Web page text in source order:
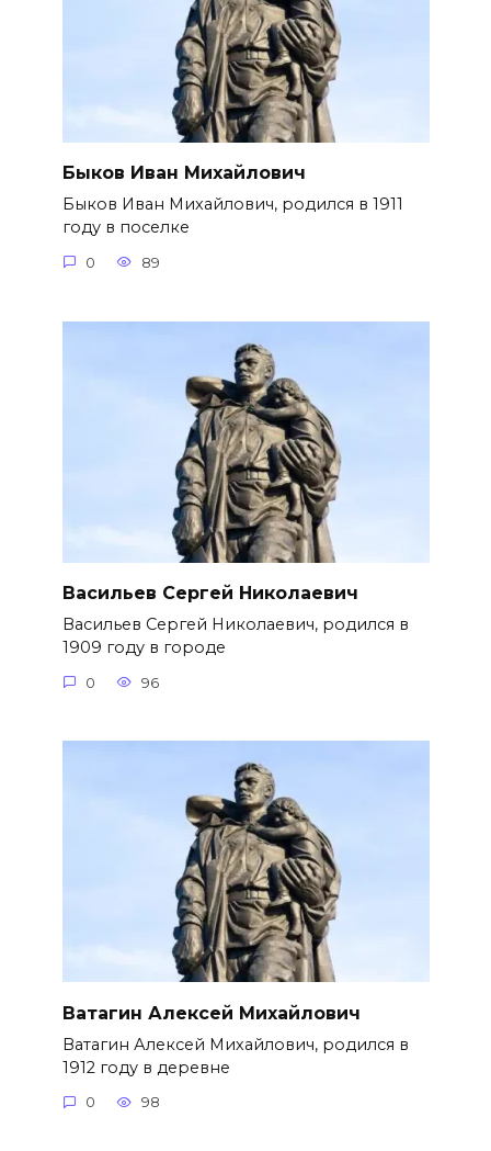
Быков Иван Михайлович
Быков Иван Михайлович, родился в 1911
году в поселке
0 89
Васильев Сергей Николаевич
Васильев Сергей Николаевич, родился в
1909 году в городе
0 96
Ватагин Алексей Михайлович
Ватагин Алексей Михайлович, родился в
1912 году в деревне
0 98